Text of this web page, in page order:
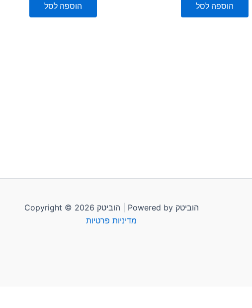
הוספה לסל הוספה לסל
Copyright © 2026 הוביטק | Powered by הוביטק
מדיניות פרטיות